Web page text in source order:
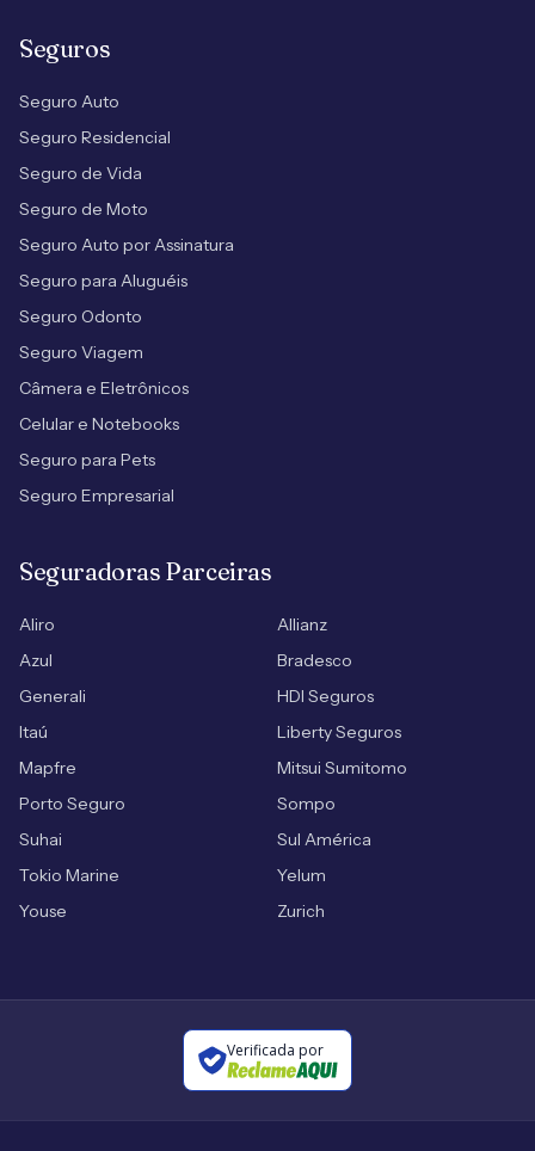
Seguros
Seguro Auto
Seguro Residencial
Seguro de Vida
Seguro de Moto
Seguro Auto por Assinatura
Seguro para Aluguéis
Seguro Odonto
Seguro Viagem
Câmera e Eletrônicos
Celular e Notebooks
Seguro para Pets
Seguro Empresarial
Seguradoras Parceiras
Aliro
Allianz
Azul
Bradesco
Generali
HDI Seguros
Itaú
Liberty Seguros
Mapfre
Mitsui Sumitomo
Porto Seguro
Sompo
Suhai
Sul América
Tokio Marine
Yelum
Youse
Zurich
Verificada por